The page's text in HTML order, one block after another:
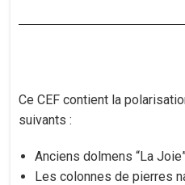
Ce CEF contient la
suivants :
Anciens dolmens “La
Les colonnes de pierres